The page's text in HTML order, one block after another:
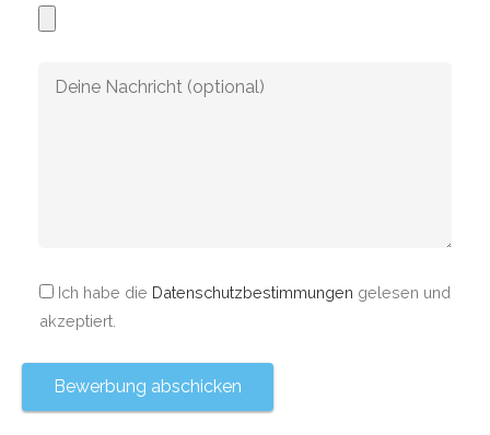
Ich habe die Datenschutzbestimmungen gelesen und
akzeptiert.